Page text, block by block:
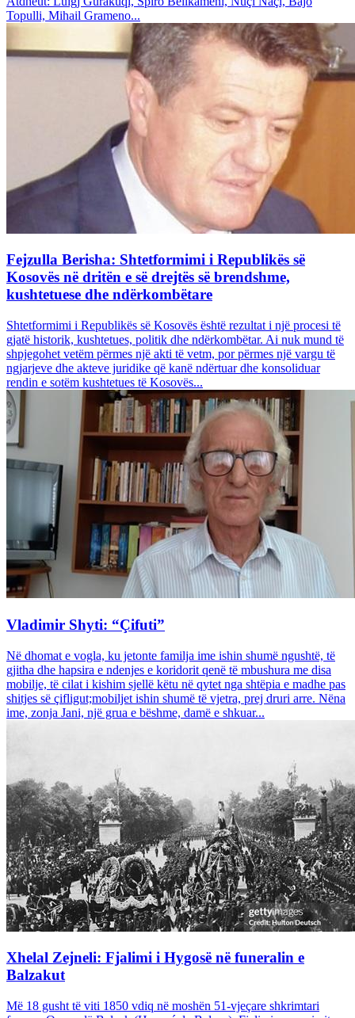
Topulli, Mihail Grameno...
Fejzulla Berisha: Shtetformimi i Republikës së
Kosovës në dritën e së drejtës së brendshme,
kushtetuese dhe ndërkombëtare
Shtetformimi i Republikës së Kosovës është rezultat i një procesi të
gjatë historik, kushtetues, politik dhe ndërkombëtar. Ai nuk mund të
shpjegohet vetëm përmes një akti të vetm, por përmes një vargu të
ngjarjeve dhe akteve juridike që kanë ndërtuar dhe konsoliduar
rendin e sotëm kushtetues të Kosovës...
Vladimir Shyti: “Çifuti”
Në dhomat e vogla, ku jetonte familja ime ishin shumë ngushtë, të
gjitha dhe hapsira e ndenjes e koridorit qenë të mbushura me disa
mobilje, të cilat i kishim sjellë këtu në qytet nga shtëpia e madhe pas
shitjes së çifligut;mobiljet ishin shumë të vjetra, prej druri arre. Nëna
ime, zonja Jani, një grua e bëshme, damë e shkuar...
Xhelal Zejneli: Fjalimi i Hygosë në funeralin e
Balzakut
Më 18 gusht të viti 1850 vdiq në moshën 51-vjeçare shkrimtari